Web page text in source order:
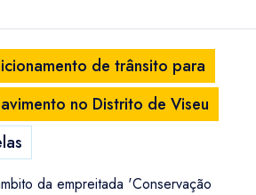
de trânsito para
no Distrito de Viseu
da empreitada 'Conservação